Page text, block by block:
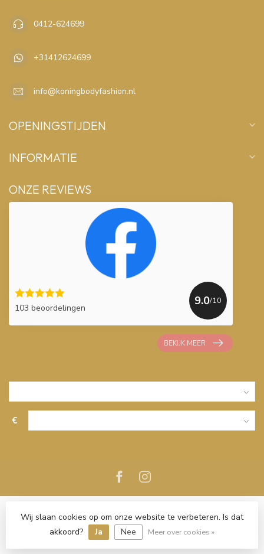
0412-624699
+31412624699
info@koningbodyfashion.nl
OPENINGSTIJDEN
INFORMATIE
ONZE REVIEWS
103 beoordelingen
9.0/10
BEKIJK MEER
€
Wij slaan cookies op om onze website te verbeteren. Is dat
akkoord?
Ja Nee Meer over cookies »